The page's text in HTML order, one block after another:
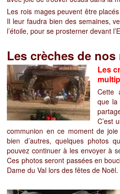
Les rois mages peuvent être
Il leur faudra bien des semaines,
l’étoile, pour se prosterner devant
Les crèches de
Les
Cette
que la
C’est
communion en ce moment de
bien d’autres, quelques photos
pouvez continuer à les envoyer à
Ces photos seront passées en
Dame du Val lors des fêtes de Noël.